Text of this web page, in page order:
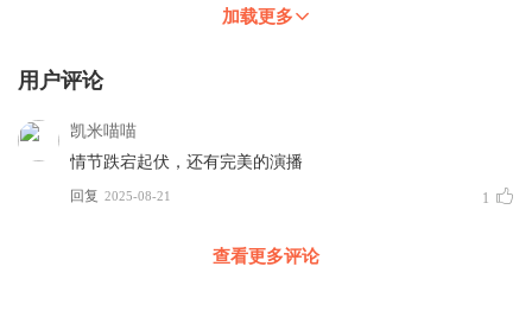
加载更多
用户评论
凯米喵喵
情节跌宕起伏，还有完美的演播
回复 2025-08-21 1
查看更多评论